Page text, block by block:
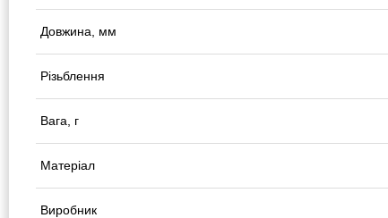
Довжина, мм
Різьблення
Вага, г
Матеріал
Виробник